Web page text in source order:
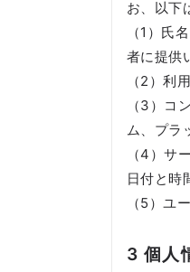
お、以下
（1）氏
者に提供
（2）利
（3）コ
ム、プラ
（4）サ
日付と時
（5）ユ
3 個人